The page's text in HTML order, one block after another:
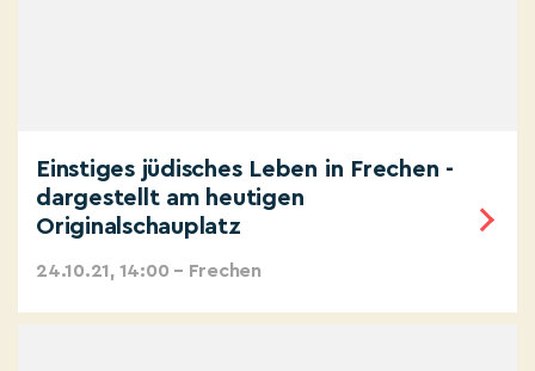
Einstiges jüdisches Leben in Frechen -
dargestellt am heutigen
Originalschauplatz
24.10.21, 14:00 – Frechen